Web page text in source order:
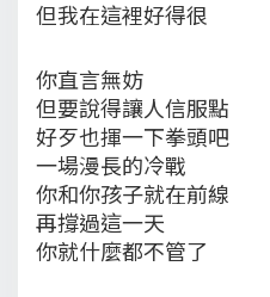
但我在這裡好得很
你直言無妨
但要說得讓人信服點
好歹也揮一下拳頭吧
一場漫長的冷戰
你和你孩子就在前線
再撐過這一天
你就什麼都不管了